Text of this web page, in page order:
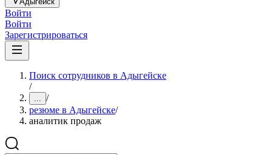
Войти
Войти
Зарегистрироваться
Поиск сотрудников в Адыгейске
/
... /
резюме в Адыгейске/
аналитик продаж